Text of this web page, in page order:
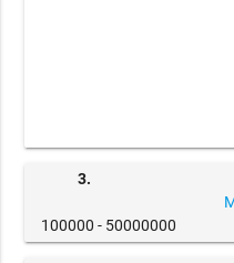
3.
100000 - 50000000